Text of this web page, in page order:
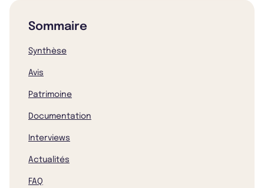
Sommaire
Synthèse
Avis
Patrimoine
Documentation
Interviews
Actualités
FAQ